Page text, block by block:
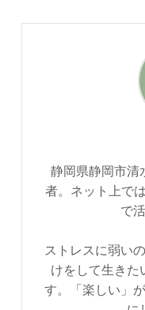
静岡県静岡市清
者。ネット上で
で
ストレスに弱い
けをして生きた
す。「楽しい」